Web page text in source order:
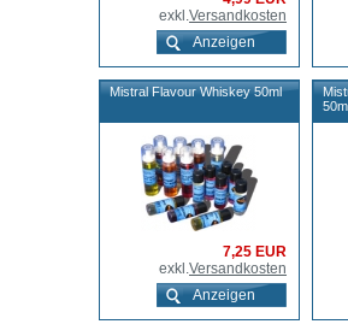
exkl.Versandkosten
Anzeigen
Mistral Flavour Whiskey 50ml
7,25 EUR
exkl.Versandkosten
Anzeigen